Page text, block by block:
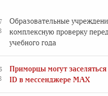
Образовательные
комплексную проверку
учебного года
Приморцы могут
ID в мессенджере MAX